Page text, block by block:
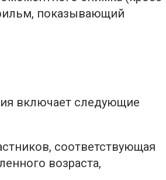
показывающий
включает следующие
соответствующая
возраста,